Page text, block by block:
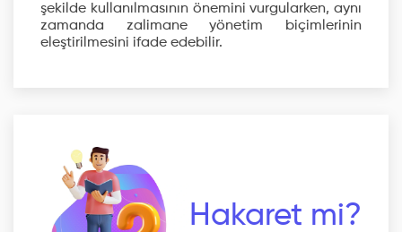
şekilde kullanılmasının önemini vurgularken, aynı
zamanda zalimane yönetim biçimlerinin
eleştirilmesini ifade edebilir.
Hakaret mi?